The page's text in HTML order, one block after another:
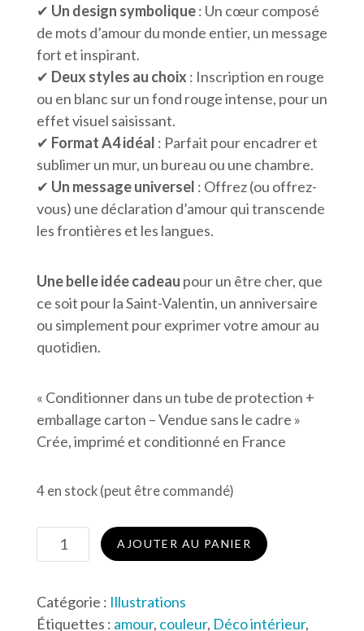
✔ Un design symbolique: Un cœur composé
de mots d’amour du monde entier, un message
fort et inspirant.
✔ Deux styles au choix: Inscription en rouge
ou en blanc sur un fond rouge intense, pour un
effet visuel saisissant.
✔ Format A4 idéal : Parfait pour encadrer et
sublimer un mur, un bureau ou une chambre.
✔ Un message universel : Offrez (ou offrez-
vous) une déclaration d’amour qui transcende
les frontières et les langues.
Une belle idée cadeau pour un être cher, que
ce soit pour la Saint-Valentin, un anniversaire
ou simplement pour exprimer votre amour au
quotidien.
« Conditionner dans un tube de protection +
emballage carton – Vendue sans le cadre »
Crée, imprimé et conditionné en France
4 en stock (peut être commandé)
quantité
de
Multilingue
(blanc)
AJOUTER AU PANIER
Catégorie : Illustrations
Étiquettes : amour, couleur, Déco intérieur,